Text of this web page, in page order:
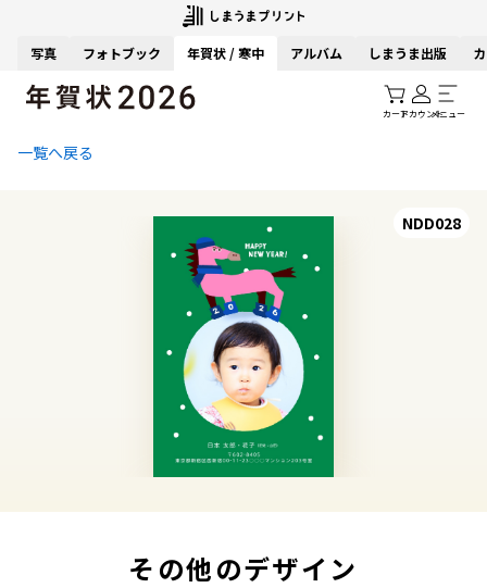
写真 フォトブック 年賀状 / 寒中 アルバム しまうま出版
カートアカウントメニュー
一覧へ戻る
NDD028
その他のデザイン